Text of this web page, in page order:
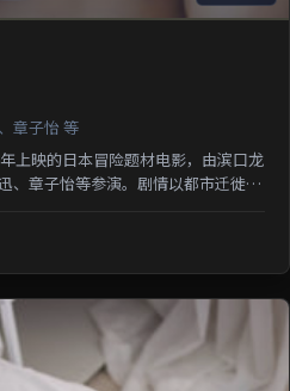
章子怡 等
上映的日本冒险题材电影，由滨口龙
、章子怡等参演。剧情以都市迁徙为